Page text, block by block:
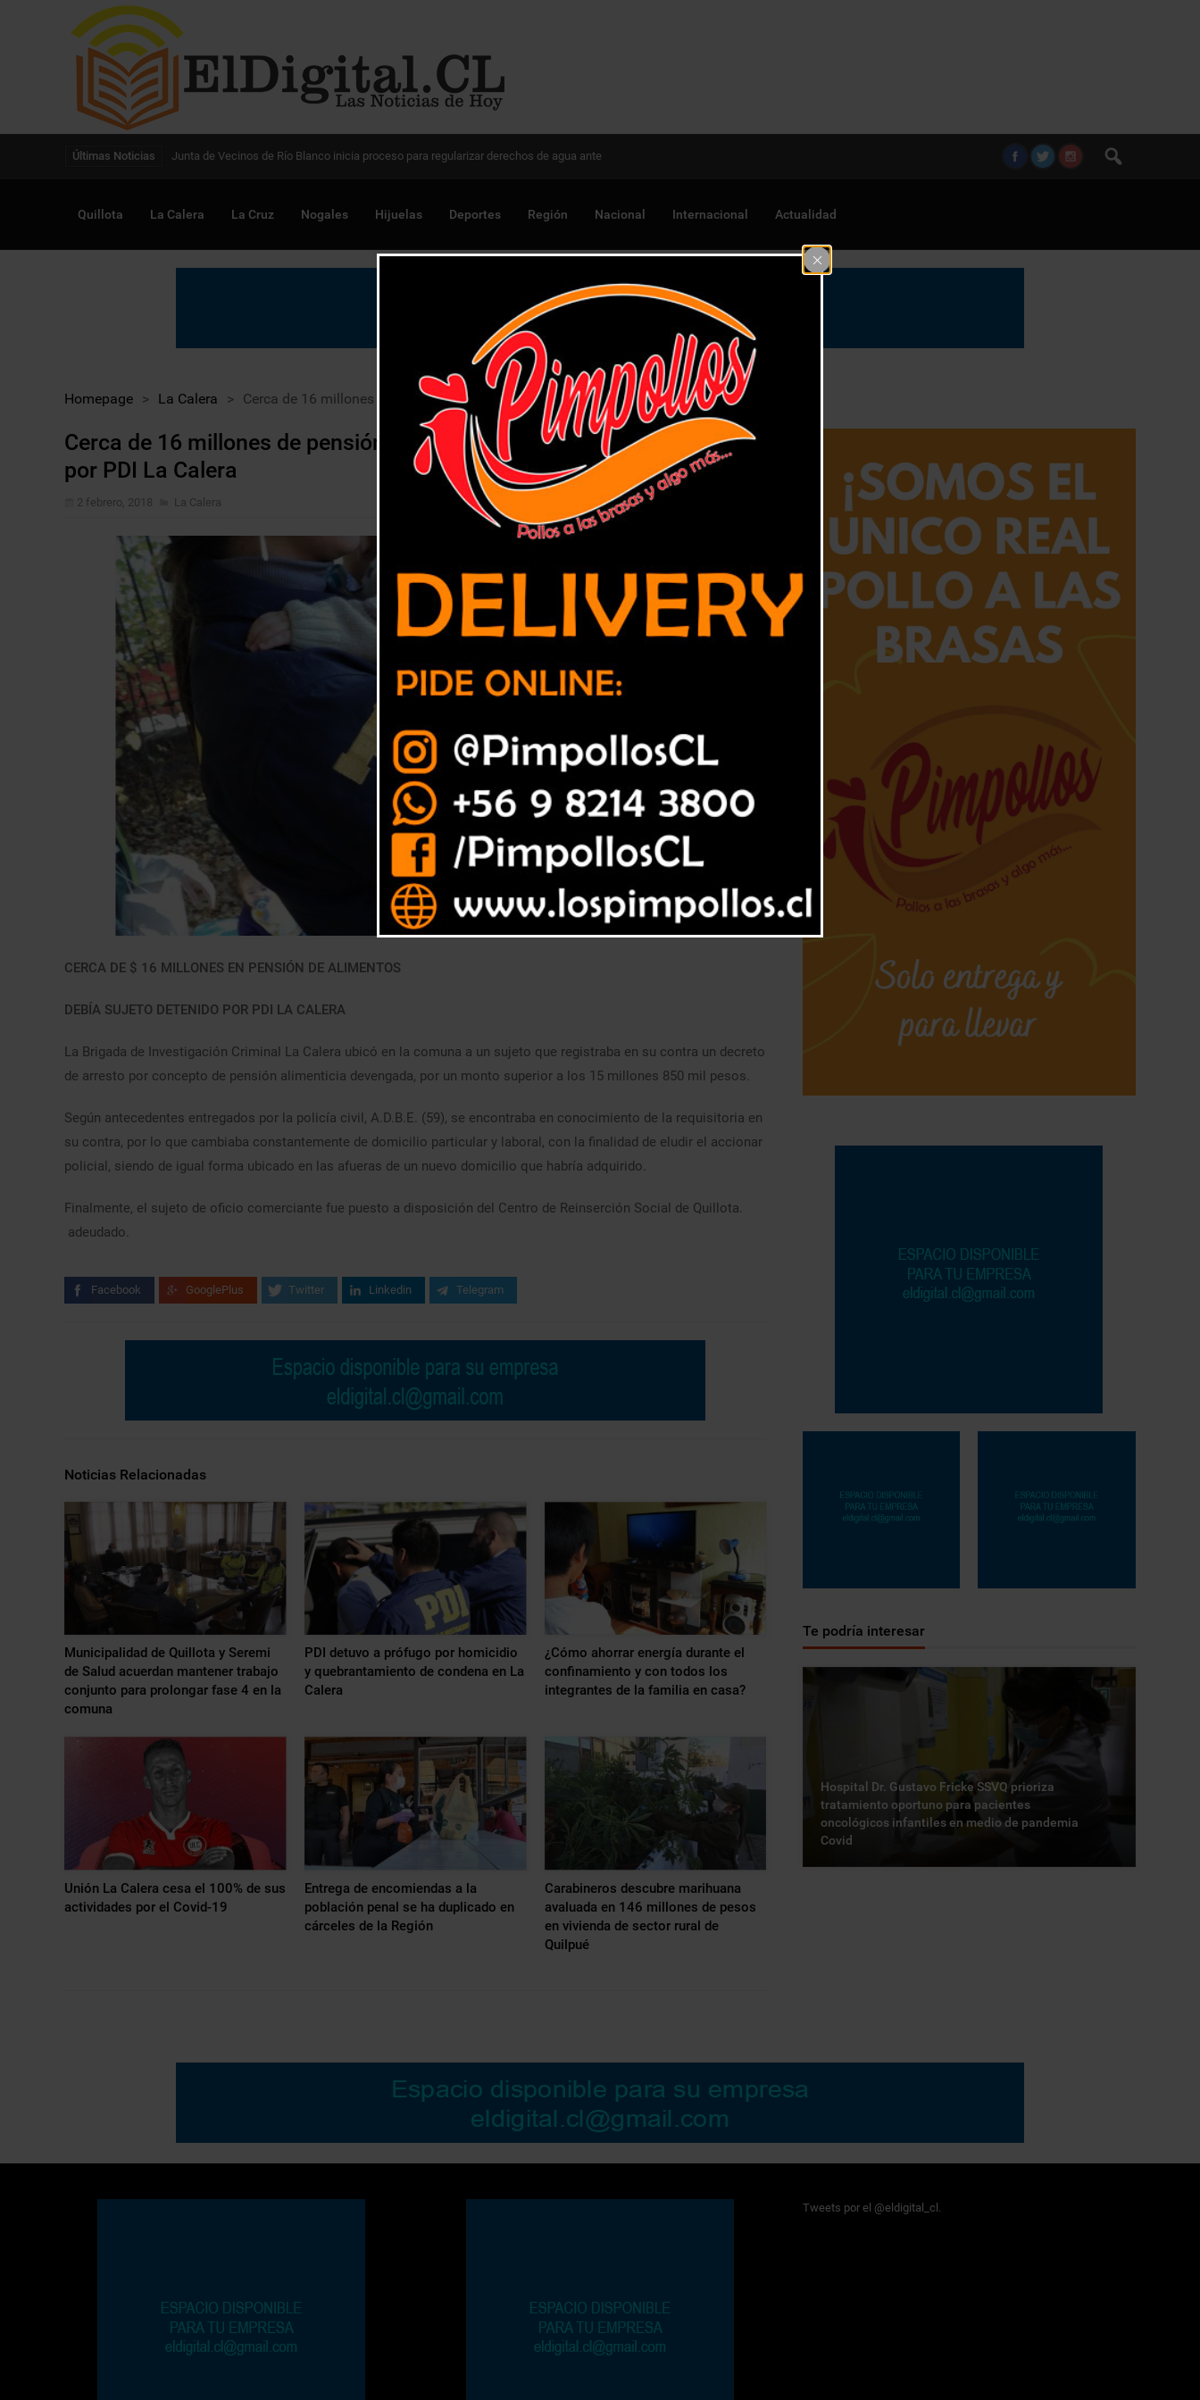
Últimas Noticias Digitalización de la gestión pública avanza en Chile para optimizar proyectos
Quillota La Calera La Cruz Nogales Hijuelas Deportes Región Nacional Internacional Actualidad
Homepage > La Calera > Cerca de 16 millones de pensión de alimentos debía sujeto detenido por PDI La Calera
Cerca de 16 millones de pensión de alimentos debía sujeto detenido
por PDI La Calera
2 febrero, 2018 La Calera
CERCA DE $ 16 MILLONES EN PENSIÓN DE ALIMENTOS
DEBÍA SUJETO DETENIDO POR PDI LA CALERA
La Brigada de Investigación Criminal La Calera ubicó en la comuna a un sujeto que registraba en su contra un decreto
de arresto por concepto de pensión alimenticia devengada, por un monto superior a los 15 millones 850 mil pesos.
Según antecedentes entregados por la policía civil, A.D.B.E. (59), se encontraba en conocimiento de la requisitoria en
su contra, por lo que cambiaba constantemente de domicilio particular y laboral, con la finalidad de eludir el accionar
policial, siendo de igual forma ubicado en las afueras de un nuevo domicilio que habría adquirido.
Finalmente, el sujeto de oficio comerciante fue puesto a disposición del Centro de Reinserción Social de Quillota.
adeudado.
Facebook GooglePlus Twitter Linkedin Telegram
Noticias Relacionadas
Municipalidad de Quillota y Seremi
de Salud acuerdan mantener trabajo
conjunto para prolongar fase 4 en la
comuna
PDI detuvo a prófugo por homicidio
y quebrantamiento de condena en La
Calera
¿Cómo ahorrar energía durante el
confinamiento y con todos los
integrantes de la familia en casa?
Unión La Calera cesa el 100% de sus
actividades por el Covid-19
Entrega de encomiendas a la
población penal se ha duplicado en
cárceles de la Región
Carabineros descubre marihuana
avaluada en 146 millones de pesos
en vivienda de sector rural de
Quilpué
Te podría interesar
Hospital Dr. Gustavo Fricke SSVQ prioriza
tratamiento oportuno para pacientes
oncológicos infantiles en medio de pandemia
Covid
Tweets por el @eldigital_cl.